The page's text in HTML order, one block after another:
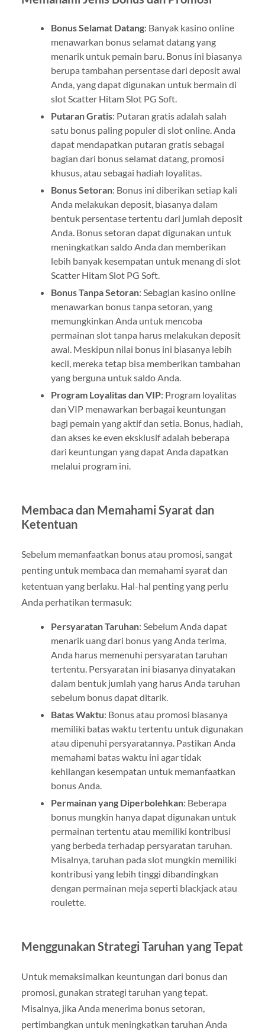
Bonus Selamat Datang: Banyak kasino online
menawarkan bonus selamat datang yang
menarik untuk pemain baru. Bonus ini biasanya
berupa tambahan persentase dari deposit awal
Anda, yang dapat digunakan untuk bermain di
slot Scatter Hitam Slot PG Soft.
Putaran Gratis: Putaran gratis adalah salah
satu bonus paling populer di slot online. Anda
dapat mendapatkan putaran gratis sebagai
bagian dari bonus selamat datang, promosi
khusus, atau sebagai hadiah loyalitas.
Bonus Setoran: Bonus ini diberikan setiap kali
Anda melakukan deposit, biasanya dalam
bentuk persentase tertentu dari jumlah deposit
Anda. Bonus setoran dapat digunakan untuk
meningkatkan saldo Anda dan memberikan
lebih banyak kesempatan untuk menang di slot
Scatter Hitam Slot PG Soft.
Bonus Tanpa Setoran: Sebagian kasino online
menawarkan bonus tanpa setoran, yang
memungkinkan Anda untuk mencoba
permainan slot tanpa harus melakukan deposit
awal. Meskipun nilai bonus ini biasanya lebih
kecil, mereka tetap bisa memberikan tambahan
yang berguna untuk saldo Anda.
Program Loyalitas dan VIP: Program loyalitas
dan VIP menawarkan berbagai keuntungan
bagi pemain yang aktif dan setia. Bonus, hadiah,
dan akses ke even eksklusif adalah beberapa
dari keuntungan yang dapat Anda dapatkan
melalui program ini.
Membaca dan Memahami Syarat dan
Ketentuan
Sebelum memanfaatkan bonus atau promosi, sangat
penting untuk membaca dan memahami syarat dan
ketentuan yang berlaku. Hal-hal penting yang perlu
Anda perhatikan termasuk:
Persyaratan Taruhan: Sebelum Anda dapat
menarik uang dari bonus yang Anda terima,
Anda harus memenuhi persyaratan taruhan
tertentu. Persyaratan ini biasanya dinyatakan
dalam bentuk jumlah yang harus Anda taruhan
sebelum bonus dapat ditarik.
Batas Waktu: Bonus atau promosi biasanya
memiliki batas waktu tertentu untuk digunakan
atau dipenuhi persyaratannya. Pastikan Anda
memahami batas waktu ini agar tidak
kehilangan kesempatan untuk memanfaatkan
bonus Anda.
Permainan yang Diperbolehkan: Beberapa
bonus mungkin hanya dapat digunakan untuk
permainan tertentu atau memiliki kontribusi
yang berbeda terhadap persyaratan taruhan.
Misalnya, taruhan pada slot mungkin memiliki
kontribusi yang lebih tinggi dibandingkan
dengan permainan meja seperti blackjack atau
roulette.
Menggunakan Strategi Taruhan yang Tepat
Untuk memaksimalkan keuntungan dari bonus dan
promosi, gunakan strategi taruhan yang tepat.
Misalnya, jika Anda menerima bonus setoran,
pertimbangkan untuk meningkatkan taruhan Anda